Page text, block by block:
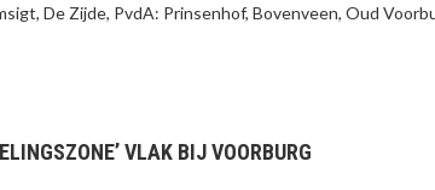
De Zijde, PvdA: Prinsenhof, Bovenveen, Oud
VLAK BIJ VOORBURG